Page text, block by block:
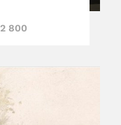
2 800